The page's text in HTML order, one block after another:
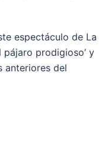
espectáculo de La
pájaro prodigioso’ y
anteriores del